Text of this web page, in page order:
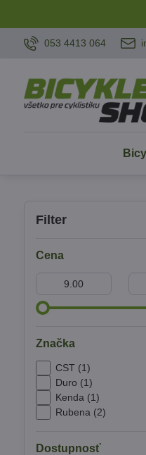
053 4413 064
Filter
Cena
Značka
CST (1)
Duro (1)
Kenda (1)
Rubena (2)
Dostupnosť